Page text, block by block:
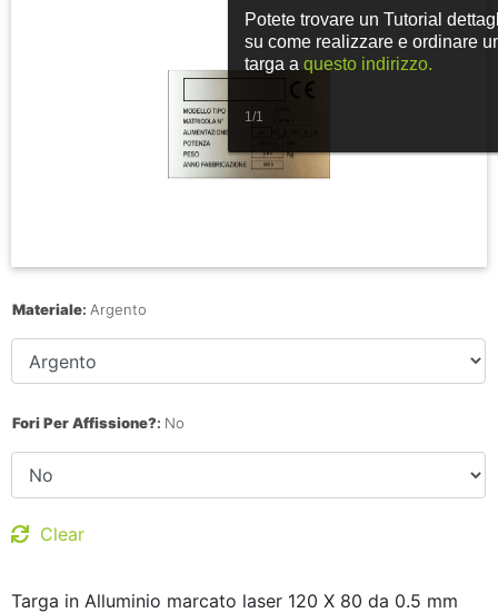
Materiale: Argento
Fori Per Affissione?: No
Clear
Targa in Alluminio marcato laser 120 X 80 da 0.5 mm
Potete trovare un Tutorial
su come realizzare e ordinare
targa a questo indirizzo.
1/1